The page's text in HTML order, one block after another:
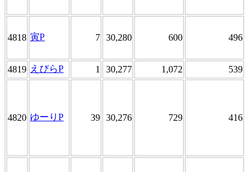
4818 寅P 7 30,280 600 496
4819 えびらP 1 30,277 1,072 539
4820 ゆーりP 39 30,276 729 416